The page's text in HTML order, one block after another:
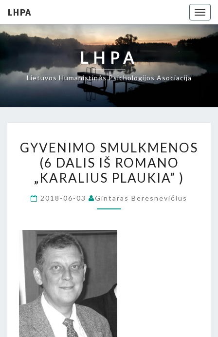
LHPA
LHPA
Lietuvos Humanistinės Psichologijos Asociacija
SMULKMENOS
(6
DALIS
ROMANO
PLAUKIA”
GYVENIMO SMULKMENOS
(6 DALIS IŠ ROMANO
„KARALIUS PLAUKIA” )
2018-06-03 Gintaras Beresnevičius